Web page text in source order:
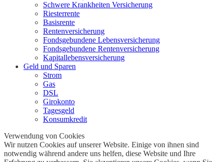
Schwere Krankheiten Versicherung
Riesterrente
Basisrente
Rentenversicherung
Fondsgebundene Lebensversicherung
Fondsgebundene Rentenversicherung
Kapitallebensversicherung
Geld und Sparen
Strom
Gas
DSL
Girokonto
Tagesgeld
Konsumkredit
Verwendung von Cookies
Wir nutzen Cookies auf unserer Website. Einige von ihnen sind
notwendig während andere uns helfen, diese Website und Ihre